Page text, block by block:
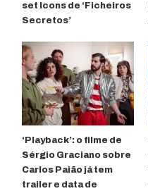
set Icons de ‘Ficheiros
Secretos’
‘Playback’: o filme de
Sérgio Graciano sobre
Carlos Paião já tem
trailer e data de